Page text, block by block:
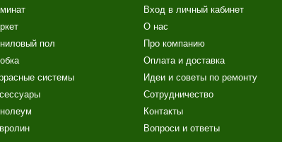
пол
системы
Вход в личный кабинет
О нас
Про компанию
Оплата и доставка
Идеи и советы по ремонту
Сотрудничество
Контакты
Вопроси и ответы